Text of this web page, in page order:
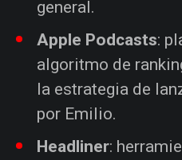
general.
Apple Podcasts:
algoritmo de
la estrategia de
por Emilio.
Headliner: